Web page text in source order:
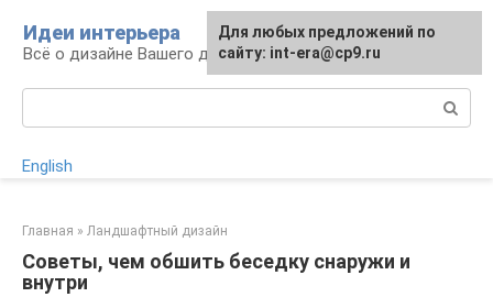
контенту
Идеи интерьера
Всё о дизайне Вашего дома
English
Главная » Ландшафтный дизайн
Советы, чем обшить беседку снаружи и
внутри
Для любых предложений по
сайту: int-era@cp9.ru